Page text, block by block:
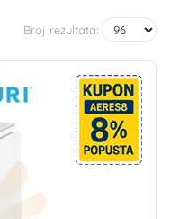
Broj rezultata: